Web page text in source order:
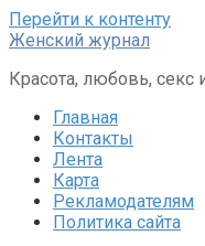
Перейти к контенту
Женский журнал
Красота, любовь, секс
Главная
Контакты
Лента
Карта
Рекламодателям
Политика сайта